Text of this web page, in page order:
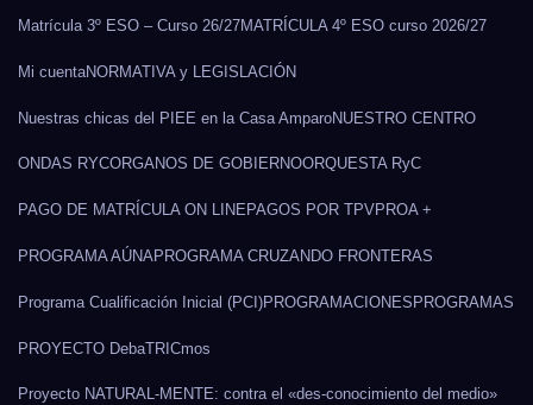
Matrícula 3º ESO – Curso 26/27MATRÍCULA 4º ESO curso 2026/27
Mi cuentaNORMATIVA y LEGISLACIÓN
Nuestras chicas del PIEE en la Casa AmparoNUESTRO CENTRO
ONDAS RYCORGANOS DE GOBIERNOORQUESTA RyC
PAGO DE MATRÍCULA ON LINE PAGOS POR TPVPROA +
PROGRAMA AÚNA PROGRAMA CRUZANDO FRONTERAS
Programa Cualificación Inicial (PCI)PROGRAMACIONES PROGRAMAS
PROYECTO DebaTRICmos
Proyecto NATURAL-MENTE: contra el «des-conocimiento del medio»